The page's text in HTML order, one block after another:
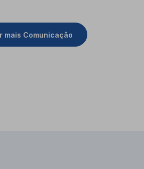
mais Comunicação